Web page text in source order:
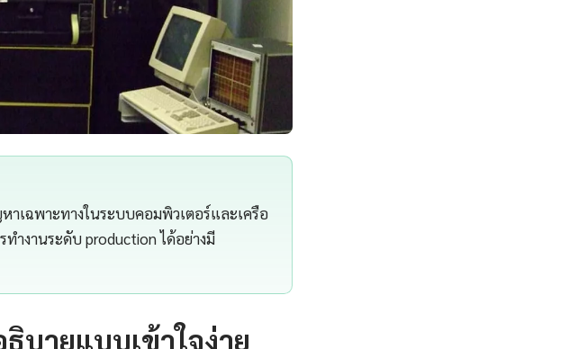
เฉพาะทางในระบบคอมพิวเตอร์และเครือ
ำงานระดับ production ได้อย่างมี
บายแบบเข้าใจง่าย